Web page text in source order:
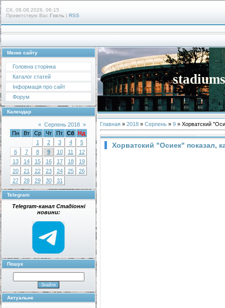
Сб, 08.08.2026, 06:15
Приветствую Вас Гость | RSS
Меню сайту
Головна сторінка
Каталог статей
Інформація про сайт
Форум
Календар
« Серпень 2018 »
Пн
Вт Ср Чт Пт Сб Нд
1
2 3 4
5
6
7 8 9 10 11
12
13
14 15 16 17 18
19
20
21 22 23 24 25
26
27
28 29 30 31
Telegram
Telegram-канал Стадіонні
новини:
Пошук
Актуальне
Главная » 2018 » Серпень » 9 » Хорватский
Хорватский "Осиек" показал,